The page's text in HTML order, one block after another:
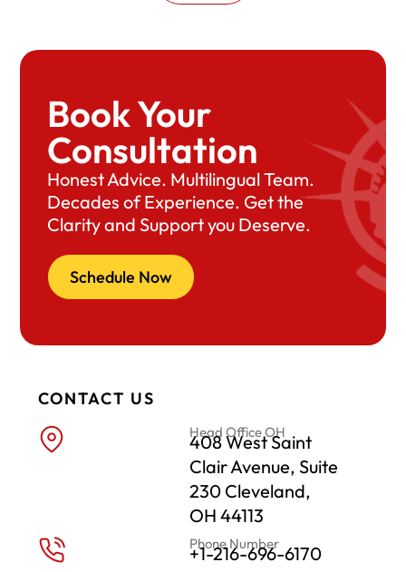
Book Your
Consultation
Honest Advice. Multilingual Team.
Decades of Experience. Get the
Clarity and Support you Deserve.
Schedule Now
CONTACT US
Head Office OH
408 West Saint
Clair Avenue, Suite
230 Cleveland,
OH 44113
Phone Number
+1-216-696-6170